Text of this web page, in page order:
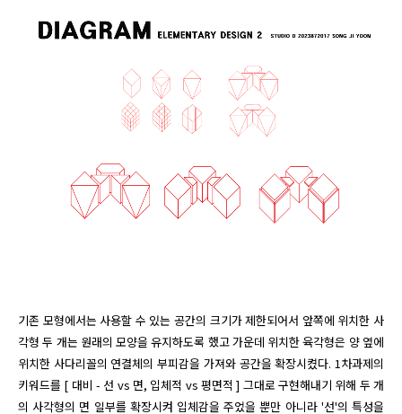
기존 모형에서는 사용할 수 있는 공간의 크기가 제한되어서 앞쪽에 위치한 사
각형 두 개는 원래의 모양을 유지하도록 했고 가운데 위치한 육각형은 양 옆에
위치한 사다리꼴의 연결체의 부피감을 가져와 공간을 확장시켰다. 1차과제의
키워드를 [ 대비 - 선 vs 면, 입체적 vs 평면적 ] 그대로 구현해내기 위해 두 개
의 사각형의 면 일부를 확장시켜 입체감을 주었을 뿐만 아니라 '선'의 특성을